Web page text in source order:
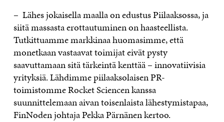
– Lähes jokaisella maalla on edustus Piilaaksossa, ja
siitä massasta erottautuminen on haasteellista.
Tutkittuamme markkinaa huomasimme, että
monetkaan vastaavat toimijat eivät pysty
saavuttamaan sitä tärkeintä kenttää – innovatiivisia
yrityksiä. Lähdimme piilaaksolaisen PR-
toimistomme Rocket Sciencen kanssa
suunnittelemaan aivan toisenlaista lähestymistapaa,
FinNoden johtaja Pekka Pärnänen kertoo.